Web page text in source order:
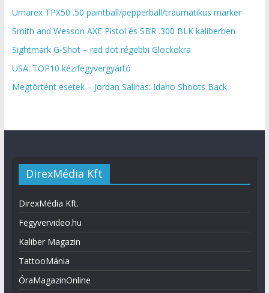
Umarex TPX50 .50 paintball/pepperball/traumatikus marker
Smith and Wesson AXE Pistol és SBR .300 BLK kaliberben
Sightmark G-Shot – red dot régebbi Glockokra
USA: TOP10 kézifegyvergyártó
Megtörtént esetek – Jordan Salinas: Idaho Shoots Back
DirexMédia Kft
DirexMédia Kft.
Fegyvervideo.hu
Kaliber Magazin
TattooMánia
ÓraMagazinOnline